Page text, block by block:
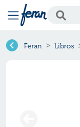
Feran Libros